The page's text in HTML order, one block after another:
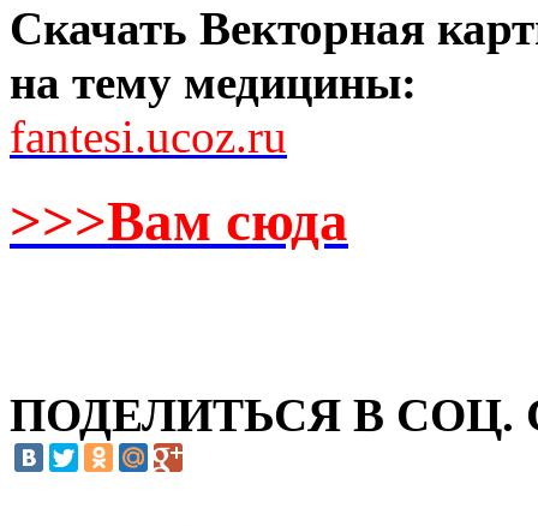
Скачать Векторная
на тему медицины:
fantesi.ucoz.ru
>>>Вам сюда
ПОДЕЛИТЬСЯ В СОЦ.